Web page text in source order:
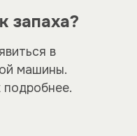
запаха?
в
машины.